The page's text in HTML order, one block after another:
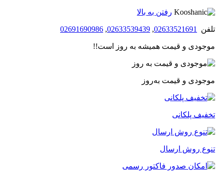
رفتن به بالا
تلفن 02633521691
,
02633539439
,
02691690986
موجودی و قیمت همیشه به روز است!!
موجودی و قیمت به‌روز
تخفیف پلکانی
تنوع روش ارسال